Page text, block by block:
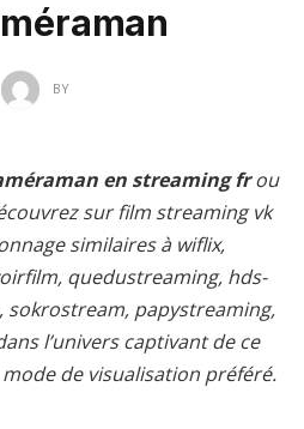
BY
en streaming frou
sur film streaming vk
similaires à wiflix,
quedustreaming, hds-
sokrostream, papystreaming,
l’univers captivant de ce
de visualisation préféré.